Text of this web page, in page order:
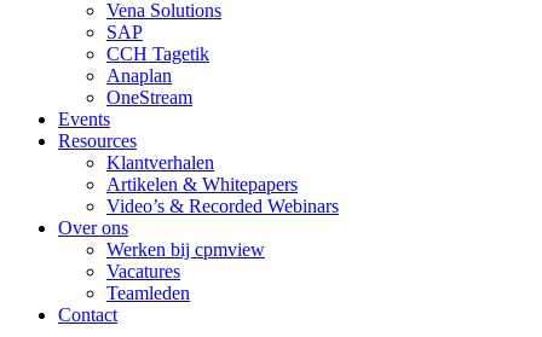
Vena Solutions
SAP
CCH Tagetik
Anaplan
OneStream
Events
Resources
Klantverhalen
Artikelen & Whitepapers
Video’s & Recorded Webinars
Over ons
Werken bij cpmview
Vacatures
Teamleden
Contact